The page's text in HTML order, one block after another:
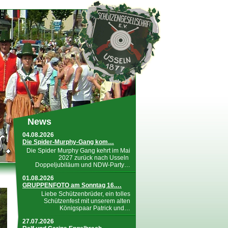
News
04.08.2026
Die Spider-Murphy-Gang kom…
Die Spider Murphy Gang kehrt im Mai
2027 zurück nach Usseln
Doppeljubiläum und NDW-Party…
01.08.2026
GRUPPENFOTO am Sonntag 16.…
Liebe Schützenbrüder, ein tolles
Schützenfest mit unserem alten
Königspaar Patrick und…
27.07.2026